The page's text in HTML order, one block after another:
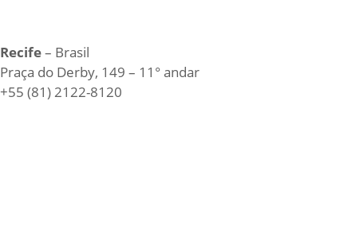
Recife– Brasil
Praça do Derby, 149 – 11° andar
+55 (81) 2122-8120